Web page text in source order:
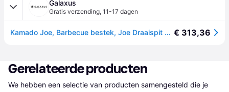
Galaxus
Gratis verzending, 11-17 dagen
Kamado Joe, Barbecue bestek, Joe Draaispit JOEtisserie - Klassieke Joe € 313,36
Gerelateerde producten
We hebben een selectie van producten samengesteld die je